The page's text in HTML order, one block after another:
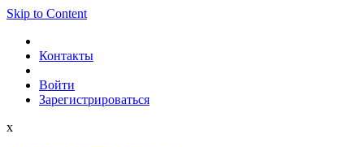
Skip to Content
Контакты
Войти
Зарегистрироваться
x